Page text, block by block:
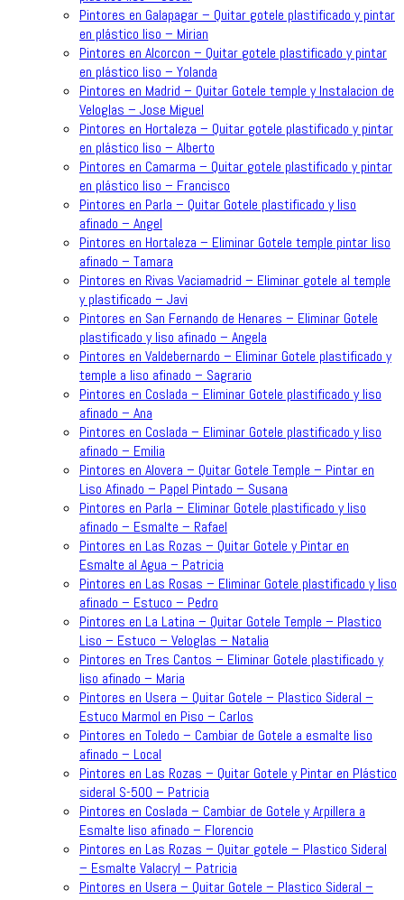
Pintores en Galapagar – Quitar gotele plastificado y pintar
en plástico liso – Mirian
Pintores en Alcorcon – Quitar gotele plastificado y pintar
en plástico liso – Yolanda
Pintores en Madrid – Quitar Gotele temple y Instalacion de
Veloglas – Jose Miguel
Pintores en Hortaleza – Quitar gotele plastificado y pintar
en plástico liso – Alberto
Pintores en Camarma – Quitar gotele plastificado y pintar
en plástico liso – Francisco
Pintores en Parla – Quitar Gotele plastificado y liso
afinado – Angel
Pintores en Hortaleza – Eliminar Gotele temple pintar liso
afinado – Tamara
Pintores en Rivas Vaciamadrid – Eliminar gotele al temple
y plastificado – Javi
Pintores en San Fernando de Henares – Eliminar Gotele
plastificado y liso afinado – Angela
Pintores en Valdebernardo – Eliminar Gotele plastificado y
temple a liso afinado – Sagrario
Pintores en Coslada – Eliminar Gotele plastificado y liso
afinado – Ana
Pintores en Coslada – Eliminar Gotele plastificado y liso
afinado – Emilia
Pintores en Alovera – Quitar Gotele Temple – Pintar en
Liso Afinado – Papel Pintado – Susana
Pintores en Parla – Eliminar Gotele plastificado y liso
afinado – Esmalte – Rafael
Pintores en Las Rozas – Quitar Gotele y Pintar en
Esmalte al Agua – Patricia
Pintores en Las Rosas – Eliminar Gotele plastificado y liso
afinado – Estuco – Pedro
Pintores en La Latina – Quitar Gotele Temple – Plastico
Liso – Estuco – Veloglas – Natalia
Pintores en Tres Cantos – Eliminar Gotele plastificado y
liso afinado – Maria
Pintores en Usera – Quitar Gotele – Plastico Sideral –
Estuco Marmol en Piso – Carlos
Pintores en Toledo – Cambiar de Gotele a esmalte liso
afinado – Local
Pintores en Las Rozas – Quitar Gotele y Pintar en Plástico
sideral S-500 – Patricia
Pintores en Coslada – Cambiar de Gotele y Arpillera a
Esmalte liso afinado – Florencio
Pintores en Las Rozas – Quitar gotele – Plastico Sideral
– Esmalte Valacryl – Patricia
Pintores en Usera – Quitar Gotele – Plastico Sideral –